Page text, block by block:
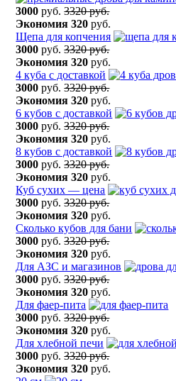
3000 руб.3320 руб.
Экономия 320 руб.
Щепа для копчения
3000 руб.3320 руб.
Экономия 320 руб.
4 куба с доставкой
3000 руб.3320 руб.
Экономия 320 руб.
6 кубов с доставкой
3000 руб.3320 руб.
Экономия 320 руб.
8 кубов с доставкой
3000 руб.3320 руб.
Экономия 320 руб.
Куб сухих — цена
3000 руб.3320 руб.
Экономия 320 руб.
Сколько кубов для бани
3000 руб.3320 руб.
Экономия 320 руб.
Для АЗС и магазинов
3000 руб.3320 руб.
Экономия 320 руб.
Для фаер-пита
3000 руб.3320 руб.
Экономия 320 руб.
Для хлебной печи
3000 руб.3320 руб.
Экономия 320 руб.